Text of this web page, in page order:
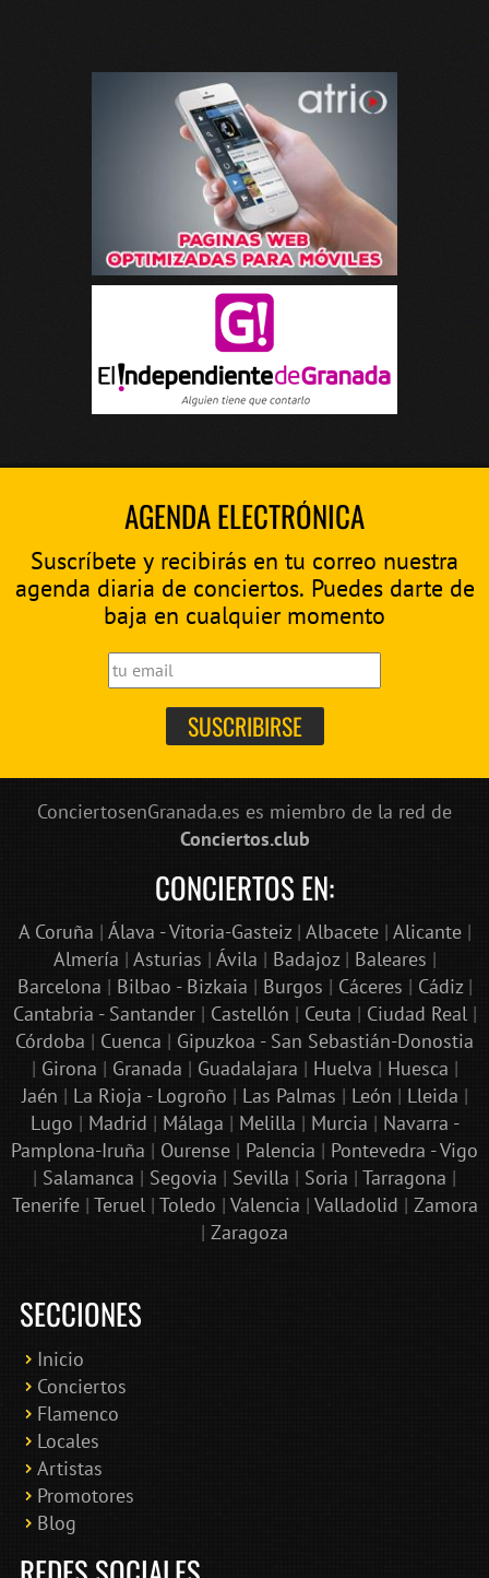
AGENDA ELECTRÓNICA
Suscríbete y recibirás en tu correo nuestra
agenda diaria de conciertos. Puedes darte de
baja en cualquier momento
ConciertosenGranada.es es miembro de la red de
Conciertos.club
CONCIERTOS EN:
A Coruña | Álava - Vitoria-Gasteiz| Albacete| Alicante|
Almería | Asturias | Ávila | Badajoz| Baleares |
Barcelona | Bilbao - Bizkaia | Burgos | Cáceres | Cádiz|
Cantabria - Santander| Castellón | Ceuta | Ciudad Real|
Córdoba | Cuenca | Gipuzkoa - San Sebastián-Donostia
| Girona | Granada | Guadalajara | Huelva | Huesca |
Jaén | La Rioja - Logroño | Las Palmas | León | Lleida |
Lugo | Madrid | Málaga | Melilla | Murcia | Navarra -
Pamplona-Iruña | Ourense | Palencia | Pontevedra - Vigo
| Salamanca | Segovia | Sevilla | Soria | Tarragona |
Tenerife| Teruel| Toledo | Valencia | Valladolid | Zamora
| Zaragoza
SECCIONES
Inicio
Conciertos
Flamenco
Locales
Artistas
Promotores
Blog